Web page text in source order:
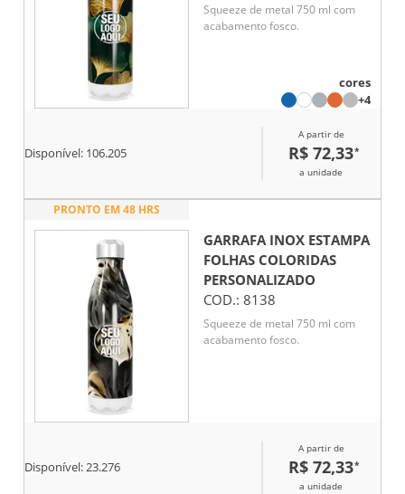
Squeeze de metal 750 ml com
acabamento fosco.
cores
+4
Disponível: 106.205
A partir de
R$ 72,33*
a unidade
PRONTO EM 48 HRS
GARRAFA INOX ESTAMPA
FOLHAS COLORIDAS
PERSONALIZADO
COD.: 8138
Squeeze de metal 750 ml com
acabamento fosco.
Disponível:23.276
A partir de
R$ 72,33*
a unidade